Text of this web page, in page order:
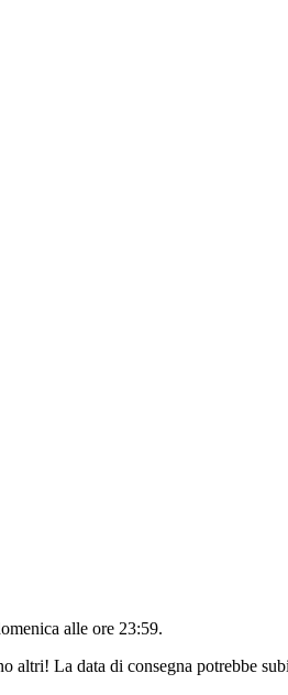
alle ore 23:59.
altri! La data di consegna potrebbe